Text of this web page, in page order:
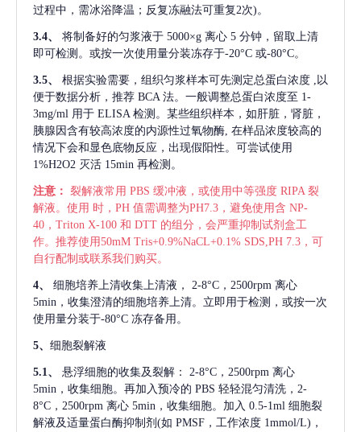
过程中，需冰浴降温；反复冻融法可重复2次)。
3.4、 将制备好的匀浆液于 5000×g 离心 5 分钟，留取上清
即可检测。或按一次使用量分装冻存于-20°C 或-80°C。
3.5、 根据实验需要，组织匀浆样本可先测定总蛋白浓度
,以
便于数据分析，推荐 BCA 法。一般调整总蛋白浓度至 1-
3mg/ml 用于 ELISA 检测。某些组织样本，如肝脏，肾脏，
胰腺因含有较高浓度的内源性过氧物酶, 在样品浓度较高的
情况下会和显色底物反应，出现假阳性。可尝试使用
1%H2O2 灭活 15min 再检测。
注意： 裂解液常用 PBS 缓冲液，或使用中等强度 RIPA 裂
解液。使用 时，PH 值需调整为PH7.3，避免使用含 NP-
40，Triton X-100 和 DTT 的组分，会严重抑制试剂盒工
作。推荐使用50mM Tris+0.9%NaCL+0.1% SDS,PH 7.3，可
自行配制或联系我们购买。
4、 细胞培养上清收集上清液，
2-8°C，2500rpm 离心
5min，收集澄清的细胞培养上清。立即用于检测，或按一次
使用量分装于-80°C 冻存备用。
5、 细胞裂解液
5.1、 悬浮细胞的收集及裂解：
2-8°C，2500rpm 离心
5min，收集细胞。再加入预冷的 PBS 轻轻混匀清洗，2-
8°C，2500rpm 离心 5min，收集细胞。加入 0.5-1ml 细胞裂
解液及适量蛋白酶抑制剂(如 PMSF，工作浓度 1mmol/L)，